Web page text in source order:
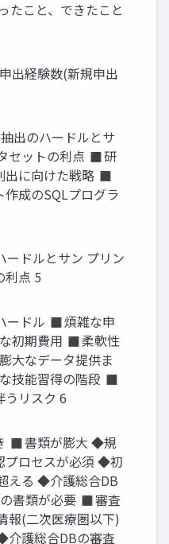
たこと、できたこと
出経験数(新規申出
出のハードルとサ
セットの利点 ◼研
出に向けた戦略 ◼
成のSQLプログラ
ードルとサン プリン
利点 5
ードル ◼煩雑な申
初期費用 ◼柔軟性
大なデータ提供ま
技能習得の階段 ◼
うリスク 6
◼書類が膨大 ◆規
プロセスが必須 ◆初
える ◆介護総合DB
書類が必要 ◼審査
報(二次医療圏以下)
介護総合DBの審査